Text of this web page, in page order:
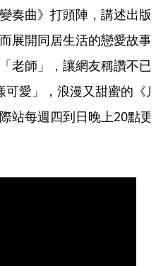
奏曲》打頭陣，講述出版
展開同居生活的戀愛故事
老師」，讓網友稱讚不已
可愛」，浪漫又甜蜜的《
站每週四到日晚上20點更